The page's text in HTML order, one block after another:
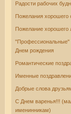
Радости рабочих
Пожелания хорошего
Пожелание хорошего
"Профессиональные"
Днем рождения
Романтические
Именные
Добрые слова
С Днем варенья!!!
именинникам)